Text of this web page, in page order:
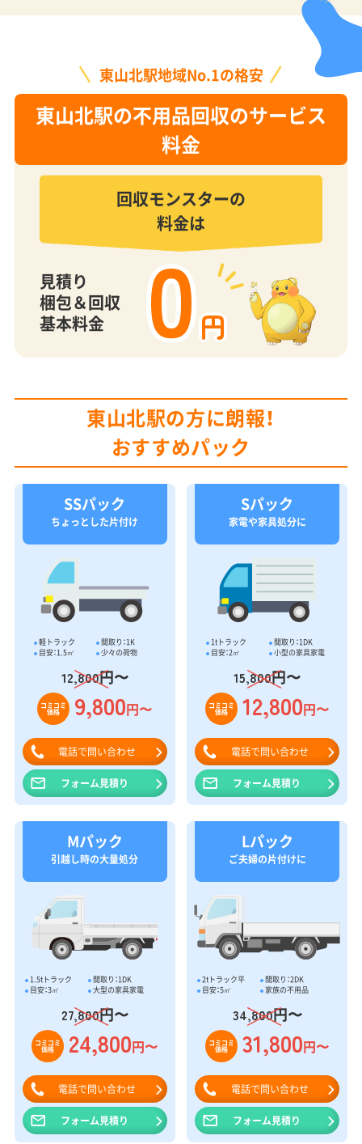
東山北駅地域No.1の格安
東山北駅の不用品回収のサービス
料金
回収モンスターの
料金は
見積り
梱包＆回収
基本料金
0円
東山北駅の方に朗報！
おすすめパック
SSパック
ちょっとした片付け
軽トラック
間取り：1K
目安：1.5㎥
少々の荷物
12,800円〜
コミコミ
価格 9,800円〜
電話で問い合わせ
フォーム見積り
Sパック
家電や家具処分に
1tトラック
間取り：1DK
目安：2㎥
小型の家具家電
15,800円〜
コミコミ
価格 12,800円〜
電話で問い合わせ
フォーム見積り
Mパック
引越し時の大量処分
1.5tトラック
間取り：1DK
目安：3㎥
大型の家具家電
27,800円〜
コミコミ
価格 24,800円〜
電話で問い合わせ
フォーム見積り
Lパック
ご夫婦の片付けに
2tトラック平
間取り：2DK
目安：5㎥
家族の不用品
34,800円〜
コミコミ
価格 31,800円〜
電話で問い合わせ
フォーム見積り